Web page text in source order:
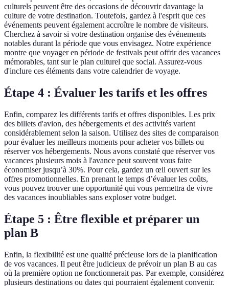
culturels peuvent être des occasions de découvrir davantage la
culture de votre destination. Toutefois, gardez à l'esprit que ces
événements peuvent également accroître le nombre de visiteurs.
Cherchez à savoir si votre destination organise des événements
notables durant la période que vous envisagez. Notre expérience
montre que voyager en période de festivals peut offrir des vacances
mémorables, tant sur le plan culturel que social. Assurez-vous
d'inclure ces éléments dans votre calendrier de voyage.
Étape 4 : Évaluer les tarifs et les offres
Enfin, comparez les différents tarifs et offres disponibles. Les prix
des billets d'avion, des hébergements et des activités varient
considérablement selon la saison. Utilisez des sites de comparaison
pour évaluer les meilleurs moments pour acheter vos billets ou
réserver vos hébergements. Nous avons constaté que réserver vos
vacances plusieurs mois à l'avance peut souvent vous faire
économiser jusqu’à 30%. Pour cela, gardez un œil ouvert sur les
offres promotionnelles. En prenant le temps d’évaluer les coûts,
vous pouvez trouver une opportunité qui vous permettra de vivre
des vacances inoubliables sans exploser votre budget.
Étape 5 : Être flexible et préparer un
plan B
Enfin, la flexibilité est une qualité précieuse lors de la planification
de vos vacances. Il peut être judicieux de prévoir un plan B au cas
où la première option ne fonctionnerait pas. Par exemple, considérez
plusieurs destinations ou dates qui pourraient également convenir.